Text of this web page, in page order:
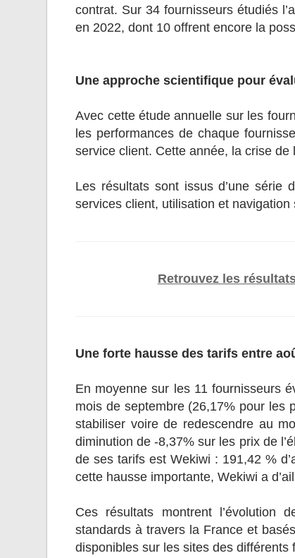
contrat. Sur 34 fournisseurs étudiés
en 2022, dont 10 offrent encore la
Une approche scientifique pour
Avec cette étude annuelle sur les
les performances de chaque
service client. Cette année, la crise de
Les résultats sont issus d’une série
services client, utilisation et
Retrouvez les
Une forte hausse des tarifs entre
En moyenne sur les 11 fournisseurs
mois de septembre (26,17% pour les
stabiliser voire de redescendre au
diminution de -8,37% sur les prix de
de ses tarifs est Wekiwi : 191,42 %
cette hausse importante, Wekiwi a
Ces résultats montrent l’évolution
standards à travers la France et
disponibles sur les sites des différents